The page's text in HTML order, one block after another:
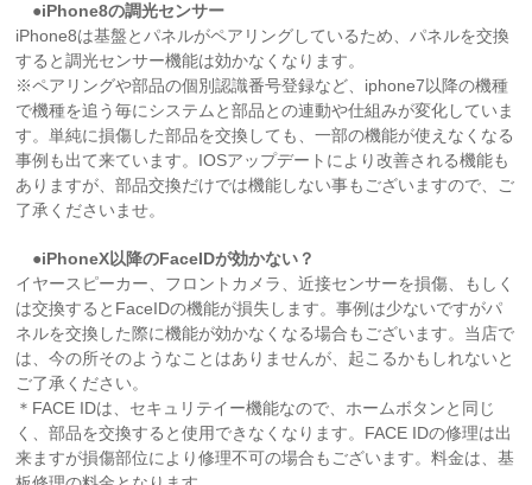
●iPhone8の調光センサー
iPhone8は基盤とパネルがペアリングしているため、パネルを交換
すると調光センサー機能は効かなくなります。
※ペアリングや部品の個別認識番号登録など、iphone7以降の機種
で機種を追う毎にシステムと部品との連動や仕組みが変化していま
す。単純に損傷した部品を交換しても、一部の機能が使えなくなる
事例も出て来ています。IOSアップデートにより改善される機能も
ありますが、部品交換だけでは機能しない事もございますので、ご
了承くださいませ。
●iPhoneX以降のFaceIDが効かない？
イヤースピーカー、フロントカメラ、近接センサーを損傷、もしく
は交換するとFaceIDの機能が損失します。事例は少ないですがパ
ネルを交換した際に機能が効かなくなる場合もございます。当店で
は、今の所そのようなことはありませんが、起こるかもしれないと
ご了承ください。
＊FACE IDは、セキュリテイー機能なので、ホームボタンと同じ
く、部品を交換すると使用できなくなります。FACE IDの修理は出
来ますが損傷部位により修理不可の場合もございます。料金は、基